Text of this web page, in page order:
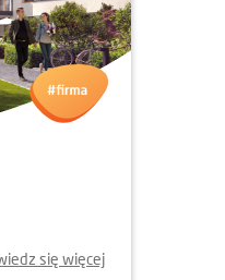
się więcej